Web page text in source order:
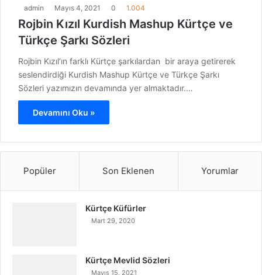
admin Mayıs 4, 2021 0 1.004
Rojbin Kızıl Kurdish Mashup Kürtçe ve
Türkçe Şarkı Sözleri
Rojbin Kızıl‘ın farklı Kürtçe şarkılardan bir araya getirerek
seslendirdiği Kurdish Mashup Kürtçe ve Türkçe Şarkı
Sözleri yazımızın devamında yer almaktadır.…
Devamını Oku »
Popüler Son Eklenen Yorumlar
Kürtçe Küfürler
Mart 29, 2020
Kürtçe Mevlid Sözleri
Mayıs 15, 2021